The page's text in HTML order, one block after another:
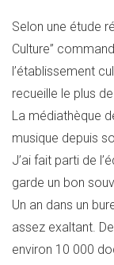
Selon une étude
Culture”
l’établissement
recueille le plus
La médiathèque
musique depuis
J’ai fait parti de
garde un bon
Un an dans un
assez exaltant.
environ 10 000